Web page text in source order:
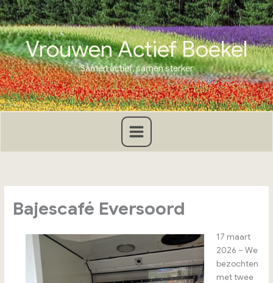
Ga
naar
de
inhoudVrouwen Actief Boekel
Samen actief, samen sterker
Bajescafé Eversoord
17 maart
2026 – We
bezochten
met twee